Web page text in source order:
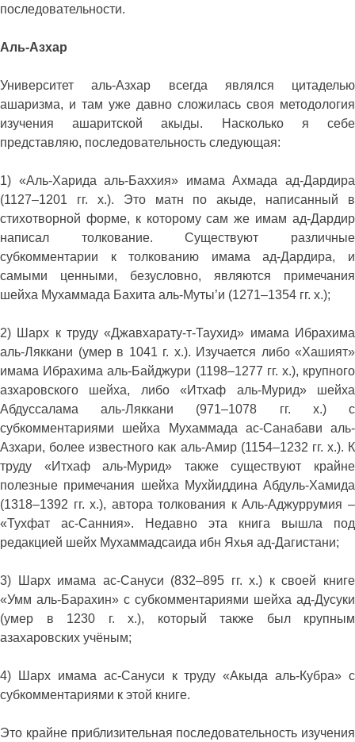
последовательности.
Аль-Азхар
Университет аль-Азхар всегда являлся цитаделью
ашаризма, и там уже давно сложилась своя методология
изучения ашаритской акыды. Насколько я себе
представляю, последовательность следующая:
1) «Аль-Харида аль-Баххия» имама Ахмада ад-Дардира
(1127–1201 гг. х.). Это матн по акыде, написанный в
стихотворной форме, к которому сам же имам ад-Дардир
написал толкование. Существуют различные
субкомментарии к толкованию имама ад-Дардира, и
самыми ценными, безусловно, являются примечания
шейха Мухаммада Бахита аль-Муты’и (1271–1354 гг. х.);
2) Шарх к труду «Джавхарату-т-Таухид» имама Ибрахима
аль-Ляккани (умер в 1041 г. х.). Изучается либо «Хашият»
имама Ибрахима аль-Байджури (1198–1277 гг. х.), крупного
азхаровского шейха, либо «Итхаф аль-Мурид» шейха
Абдуссалама аль-Ляккани (971–1078 гг. х.) с
субкомментариями шейха Мухаммада ас-Санабави аль-
Азхари, более известного как аль-Амир (1154–1232 гг. х.). К
труду «Итхаф аль-Мурид» также существуют крайне
полезные примечания шейха Мухйиддина Абдуль-Хамида
(1318–1392 гг. х.), автора толкования к Аль-Аджуррумия –
«Тухфат ас-Санния». Недавно эта книга вышла под
редакцией шейх Мухаммадсаида ибн Яхья ад-Дагистани;
3) Шарх имама ас-Сануси (832–895 гг. х.) к своей книге
«Умм аль-Барахин» с субкомментариями шейха ад-Дусуки
(умер в 1230 г. х.), который также был крупным
азахаровских учёным;
4) Шарх имама ас-Сануси к труду «Акыда аль-Кубра» с
субкомментариями к этой книге.
Это крайне приблизительная последовательность изучения